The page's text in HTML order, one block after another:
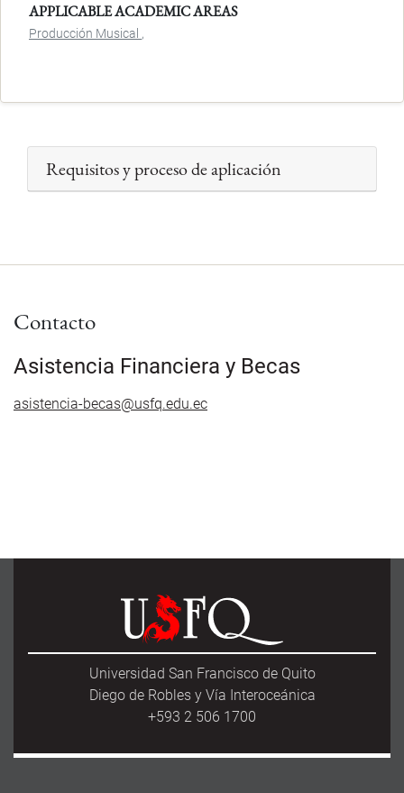
APPLICABLE ACADEMIC AREAS
Producción Musical
Requisitos y proceso de aplicación
Contacto
Asistencia Financiera y Becas
asistencia-becas@usfq.edu.ec
Universidad San Francisco de Quito
Diego de Robles y Vía Interoceánica
+593 2 506 1700